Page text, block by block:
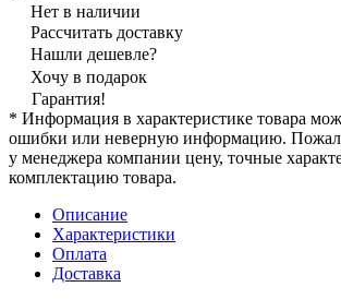
Нет в наличии
Рассчитать доставку
Нашли дешевле?
Хочу в подарок
Гарантия!
* Информация в характеристике товара
ошибки или неверную информацию.
у менеджера компании цену, точные
комплектацию товара.
Описание
Характеристики
Оплата
Доставка